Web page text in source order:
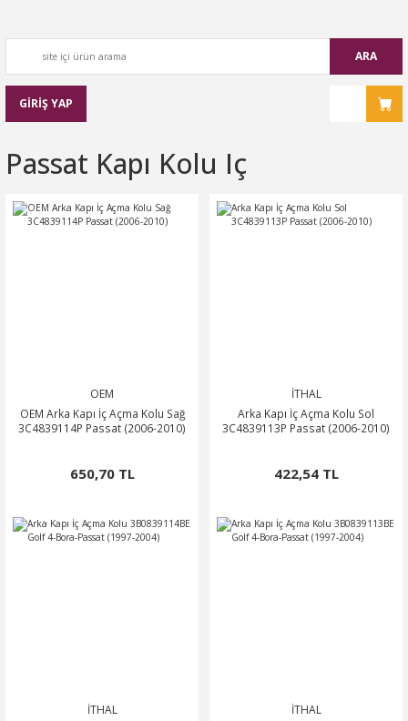
ARA
GİRİŞ YAP
Passat Kapı Kolu Iç
OEM
OEM Arka Kapı İç Açma Kolu Sağ
3C4839114P Passat (2006-2010)
650,70 TL
İTHAL
Arka Kapı İç Açma Kolu Sol
3C4839113P Passat (2006-2010)
422,54 TL
İTHAL İTHAL